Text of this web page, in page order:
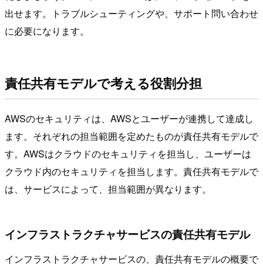
出せます。トラブルシューティングや、サポート問い合わせ
に必要になります。
責任共有モデルで考える役割分担
AWSのセキュリティは、AWSとユーザーが連携して達成し
ます。それぞれの担当範囲を定めたものが責任共有モデルで
す。AWSはクラウドのセキュリティを担当し、ユーザーは
クラウド内のセキュリティを担当します。責任共有モデルで
は、サービスによって、担当範囲が異なります。
インフラストラクチャサービスの責任共有モデル
インフラストラクチャサービスの、責任共有モデルの概要で